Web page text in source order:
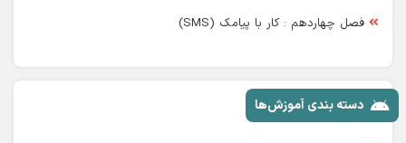
فصل چهاردهم : کار با پیامک (SMS)
دسته بندی آموزش‌ها